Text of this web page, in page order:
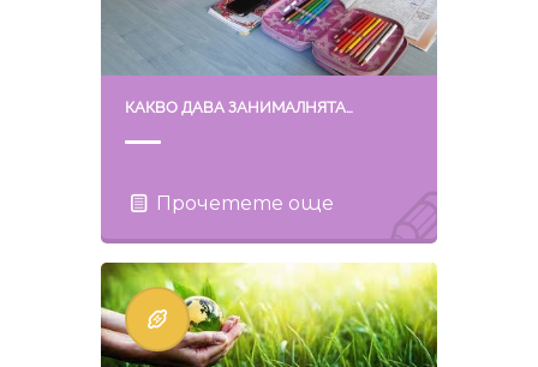
КАКВО ДАВА ЗАНИМАЛНЯТА…
Прочетете още